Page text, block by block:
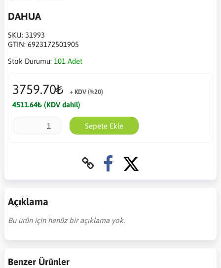
DAHUA
SKU: 31993
GTIN: 6923172501905
Stok Durumu: 101 Adet
3759.70₺ + KDV (%20)
4511.64₺ (KDV dahil)
Sepete Ekle
Açıklama
Bu ürün için henüz bir açıklama yok.
Benzer Ürünler